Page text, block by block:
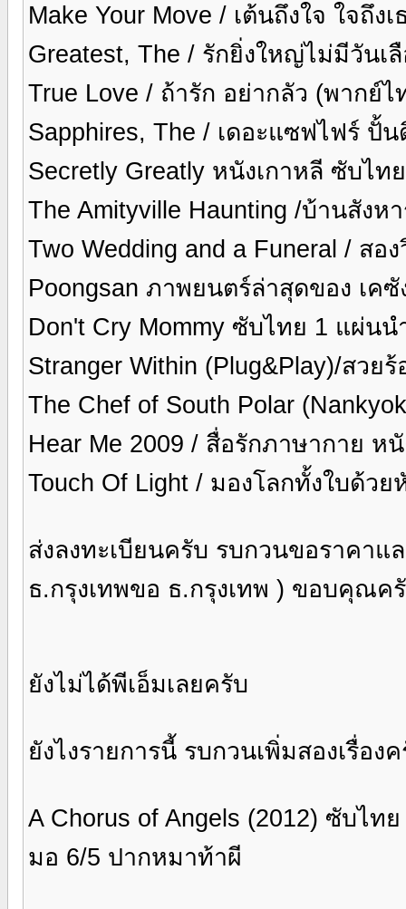
Make Your Move / เต้นถึงใจ ใจถึง
Greatest, The / รักยิ่งใหญ่ไม่มีวันเ
True Love / ถ้ารัก อย่ากลัว (พากย์
Sapphires, The / เดอะแซฟไฟร์ ปั้
Secretly Greatly หนังเกาหลี ซับไ
The Amityville Haunting /บ้านสัง
Two Wedding and a Funeral / ส
Poongsan ภาพยนตร์ล่าสุดของ เค
Don't Cry Mommy ซับไทย 1 แผ่น
Stranger Within (Plug&Play)/สว
The Chef of South Polar
Hear Me 2009 / สื่อรักภาษากาย ห
Touch Of Light / มองโลกทั้งใบด้ว
ส่งลงทะเบียนครับ รบกวนขอราคา
ธ.กรุงเทพขอ ธ.กรุงเทพ ) ขอบคุณค
ยังไม่ได้พีเอ็มเลยครับ
ยังไงรายการนี้ รบกวนเพิ่มสองเรื่อง
A Chorus of Angels (2012) ซับไทย
มอ 6/5 ปากหมาท้าผี